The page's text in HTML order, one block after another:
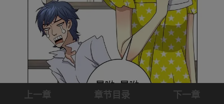
上一章 章节目录 下一章